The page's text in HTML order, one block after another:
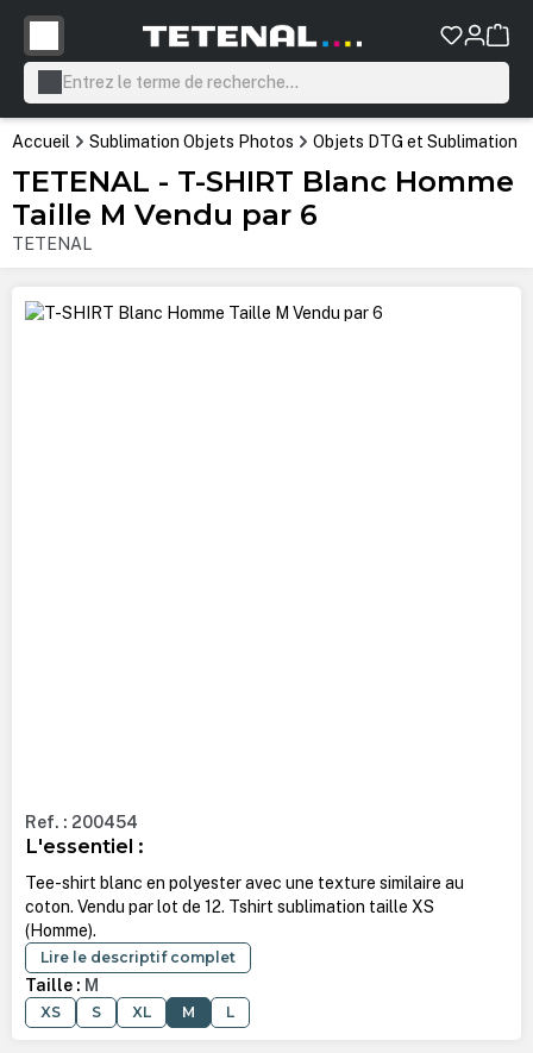
principal
Accueil Sublimation Objets Photos Objets DTG et Sublimation
TETENAL - T-SHIRT Blanc Homme
Taille M Vendu par 6
TETENAL
Ignorer la galerie d'images
Ref. : 200454
L'essentiel :
Tee-shirt blanc en polyester avec une texture similaire au
coton. Vendu par lot de 12. Tshirt sublimation taille XS
(Homme).
Lire le descriptif complet
Taille : M
XS S XL M L